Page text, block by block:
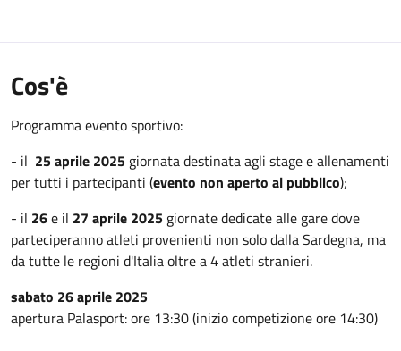
Cos'è
Programma evento sportivo:
- il 25 aprile 2025 giornata destinata agli stage e allenamenti
per tutti i partecipanti (evento non aperto al pubblico);
- il 26e il 27 aprile 2025 giornate dedicate alle gare dove
parteciperanno atleti provenienti non solo dalla Sardegna, ma
da tutte le regioni d'Italia oltre a 4 atleti stranieri.
sabato 26 aprile 2025
apertura Palasport: ore 13:30 (inizio competizione ore 14:30)